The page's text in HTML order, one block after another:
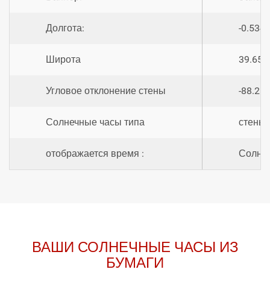
Долгота: -
Широта
Угловое отклонение стены -
Солнечные часы типа стены
отображается время :
ВАШИ СОЛНЕЧНЫЕ ЧАСЫ ИЗ
БУМАГИ